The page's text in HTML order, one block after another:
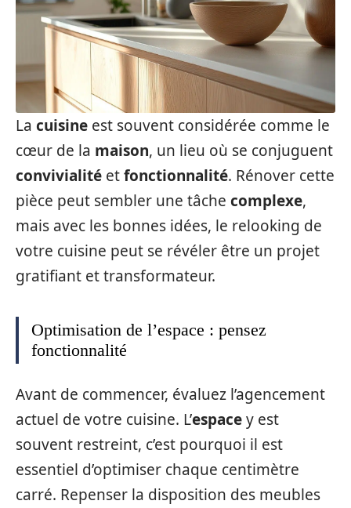
La cuisine est souvent considérée comme le
cœur de la maison, un lieu où se conjuguent
convivialité etfonctionnalité. Rénover cette
pièce peut sembler une tâche complexe,
mais avec les bonnes idées, le relooking de
votre cuisine peut se révéler être un projet
gratifiant et transformateur.
Optimisation de l’espace : pensez
fonctionnalité
Avant de commencer, évaluez l’agencement
actuel de votre cuisine. L’espacey est
souvent restreint, c’est pourquoi il est
essentiel d’optimiser chaque centimètre
carré. Repenser la disposition des meubles